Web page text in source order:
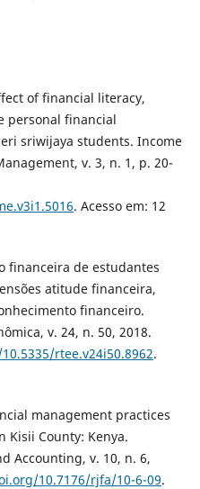
of financial literacy,
personal financial
sriwijaya students. Income
v. 3, n. 1, p. 20-
. Acesso em: 12
financeira de estudantes
atitude financeira,
financeiro.
v. 24, n. 50, 2018.
rtee.v24i50.8962.
management practices
Kisii County: Kenya.
Accounting, v. 10, n. 6,
10.7176/rjfa/10-6-09.